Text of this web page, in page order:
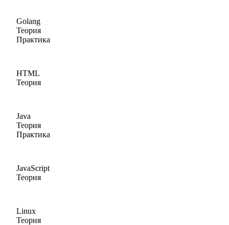
Golang
Теория
Практика
HTML
Теория
Java
Теория
Практика
JavaScript
Теория
Linux
Теория